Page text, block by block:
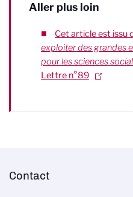
Aller plus loin
Cet article est issu
exploiter des grandes
pour les sciences
Lettre n°89
Contact